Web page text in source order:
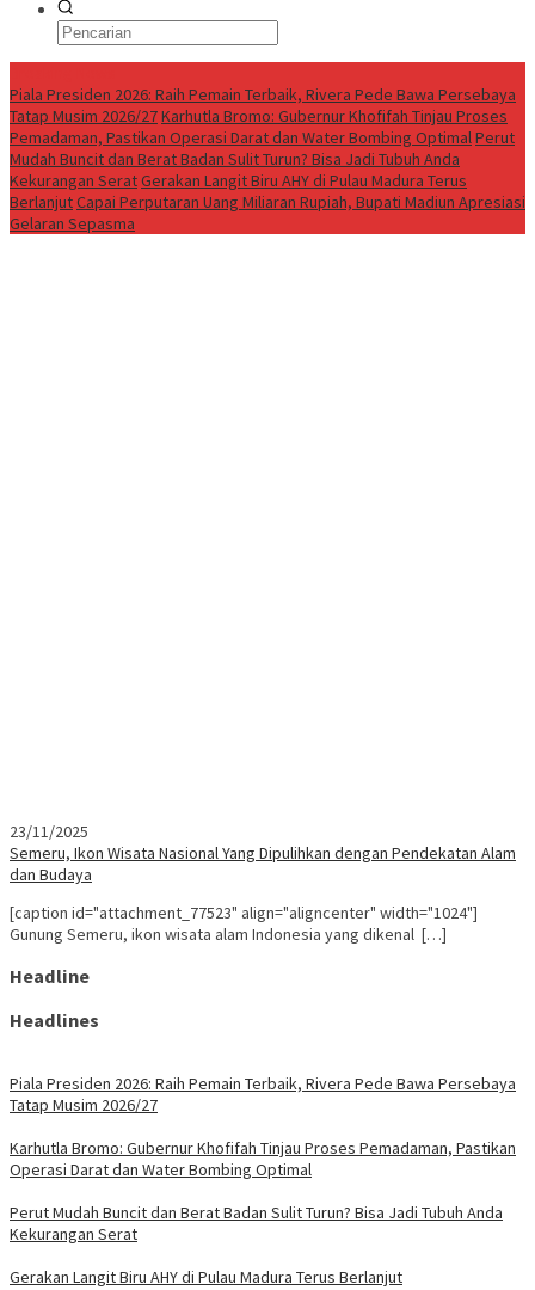
Piala Presiden 2026: Raih Pemain Terbaik, Rivera Pede Bawa Persebaya
Tatap Musim 2026/27Karhutla Bromo: Gubernur Khofifah Tinjau Proses
Pemadaman, Pastikan Operasi Darat dan Water Bombing OptimalPerut
Mudah Buncit dan Berat Badan Sulit Turun? Bisa Jadi Tubuh Anda
Kekurangan SeratGerakan Langit Biru AHY di Pulau Madura Terus
BerlanjutCapai Perputaran Uang Miliaran Rupiah, Bupati Madiun Apresiasi
Gelaran Sepasma
23/11/2025
Semeru, Ikon Wisata Nasional Yang Dipulihkan dengan Pendekatan Alam
dan Budaya
[caption id="attachment_77523" align="aligncenter" width="1024"]
Gunung Semeru, ikon wisata alam Indonesia yang dikenal […]
Headline
Headlines
Piala Presiden 2026: Raih Pemain Terbaik, Rivera Pede Bawa Persebaya
Tatap Musim 2026/27
Karhutla Bromo: Gubernur Khofifah Tinjau Proses Pemadaman, Pastikan
Operasi Darat dan Water Bombing Optimal
Perut Mudah Buncit dan Berat Badan Sulit Turun? Bisa Jadi Tubuh Anda
Kekurangan Serat
Gerakan Langit Biru AHY di Pulau Madura Terus Berlanjut